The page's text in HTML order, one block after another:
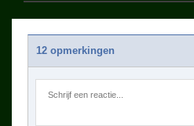
12 opmerkingen